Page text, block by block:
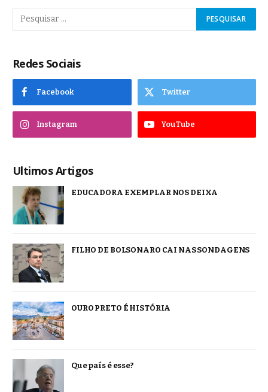
Redes Sociais
Facebook Twitter
Instagram YouTube
Ultimos Artigos
EDUCADORA EXEMPLAR NOS DEIXA
FILHO DE BOLSONARO CAI NAS SONDAGENS
OURO PRETO É HISTÓRIA
Que país é esse?